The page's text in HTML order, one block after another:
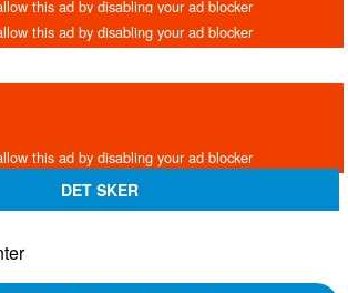
DET SKER